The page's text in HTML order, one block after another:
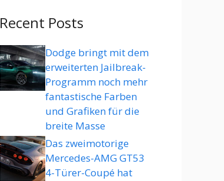
Recent Posts
Dodge bringt mit dem
erweiterten Jailbreak-
Programm noch mehr
fantastische Farben
und Grafiken für die
breite Masse
Das zweimotorige
Mercedes-AMG GT53
4-Türer-Coupé hat